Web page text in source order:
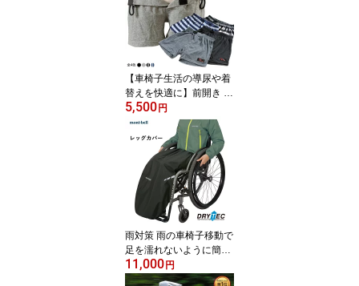
クッション スポーツ観戦
携帯 飛行機 新幹線 尻 体
圧分散 車椅子 グッドデ
ザイン賞 おしゃれ ファ
ッション エクスジェル e
xgel
【車椅子生活の導尿や着
替えを快適に】前開き ト
ランクス ピロレーシング
自己導尿 下着 褥瘡 床ず
れ 予防 トイレ 便利 工夫
機能 日常生活 外出 困る
こと 不便さ 不自由さ 自
立 介助 介護 車椅子 車い
す 車イス おしゃれ 頚損
脊損 バルーン カテーテ
ル 導尿 やり方
5,500 円
雨対策 雨の車椅子移動で
足を濡れないように簡単
に装着したい モンベル
車椅子 パラレインレッグ
11,000 円